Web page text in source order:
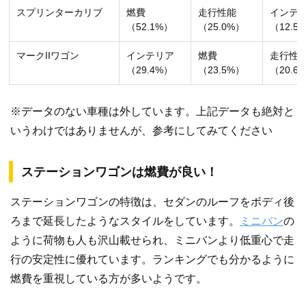
スプリンターカリブ
燃費
（52.1%）
走行性能
（25.0%）
インテ
（
マークIIワゴン
インテリア
（29.4%）
燃費
（23.5%）
走行性
（
※データのない車種は外しています。上記データも絶対と
いうわけではありませんが、参考にしてみてください
ステーションワゴンは燃費が良い！
ステーションワゴンの特徴は、セダンのルーフをボディ後
ろまで延長したようなスタイルをしています。
ミニバンの
ように荷物も人も沢山載せられ、ミニバンより低重心で走
行の安定性に優れています。ランキングでも分かるように
燃費を重視している方が多いようです。